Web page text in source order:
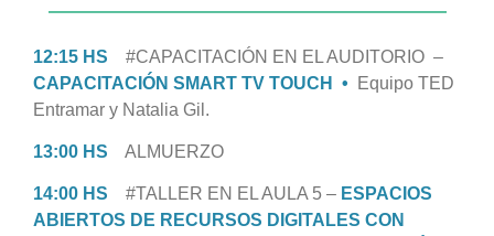
———————————————————
12:15 HS #CAPACITACIÓN EN EL AUDITORIO –
CAPACITACIÓN SMART TV TOUCH •
Equipo TED
Entramar y Natalia Gil.
13:00 HS ALMUERZO
14:00 HS #TALLER EN EL AULA 5 –ESPACIOS
ABIERTOS DE RECURSOS DIGITALES CON